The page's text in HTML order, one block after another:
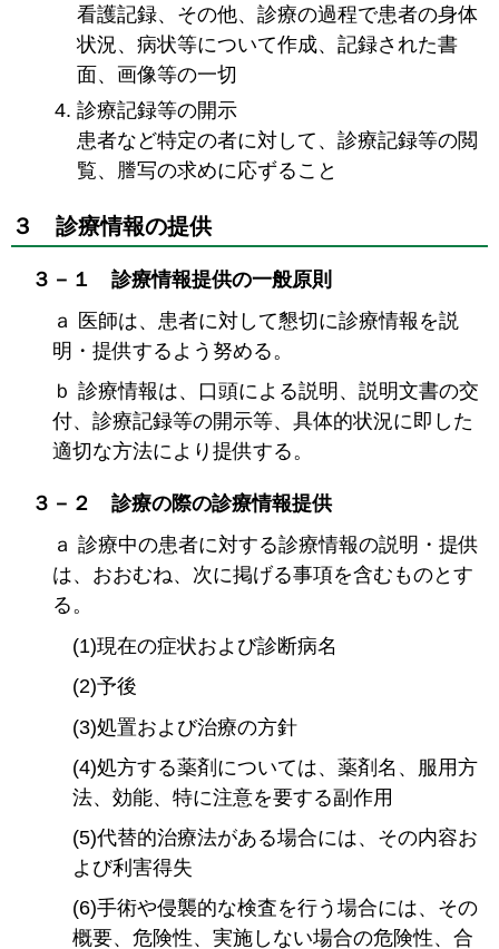
看護記録、その他、診療の過程で患者の身体
状況、病状等について作成、記録された書
面、画像等の一切
診療記録等の開示
患者など特定の者に対して、診療記録等の閲
覧、謄写の求めに応ずること
３ 診療情報の提供
３－１ 診療情報提供の一般原則
ａ 医師は、患者に対して懇切に診療情報を説
明・提供するよう努める。
ｂ 診療情報は、口頭による説明、説明文書の交
付、診療記録等の開示等、具体的状況に即した
適切な方法により提供する。
３－２ 診療の際の診療情報提供
ａ 診療中の患者に対する診療情報の説明・提供
は、おおむね、次に掲げる事項を含むものとす
る。
(1)現在の症状および診断病名
(2)予後
(3)処置および治療の方針
(4)処方する薬剤については、薬剤名、服用方
法、効能、特に注意を要する副作用
(5)代替的治療法がある場合には、その内容お
よび利害得失
(6)手術や侵襲的な検査を行う場合には、その
概要、危険性、実施しない場合の危険性、合